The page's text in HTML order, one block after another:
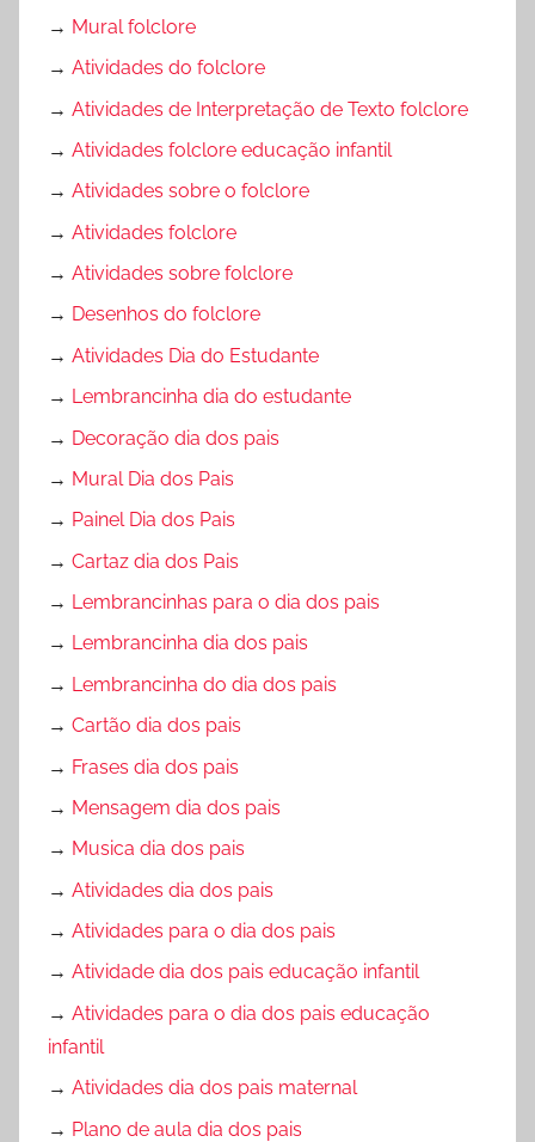
→ Mural folclore
→ Atividades do folclore
→ Atividades de Interpretação de Texto folclore
→ Atividades folclore educação infantil
→ Atividades sobre o folclore
→ Atividades folclore
→ Atividades sobre folclore
→ Desenhos do folclore
→ Atividades Dia do Estudante
→ Lembrancinha dia do estudante
→ Decoração dia dos pais
→ Mural Dia dos Pais
→ Painel Dia dos Pais
→ Cartaz dia dos Pais
→ Lembrancinhas para o dia dos pais
→ Lembrancinha dia dos pais
→ Lembrancinha do dia dos pais
→ Cartão dia dos pais
→ Frases dia dos pais
→ Mensagem dia dos pais
→ Musica dia dos pais
→ Atividades dia dos pais
→ Atividades para o dia dos pais
→ Atividade dia dos pais educação infantil
→ Atividades para o dia dos pais educação
infantil
→ Atividades dia dos pais maternal
→ Plano de aula dia dos pais